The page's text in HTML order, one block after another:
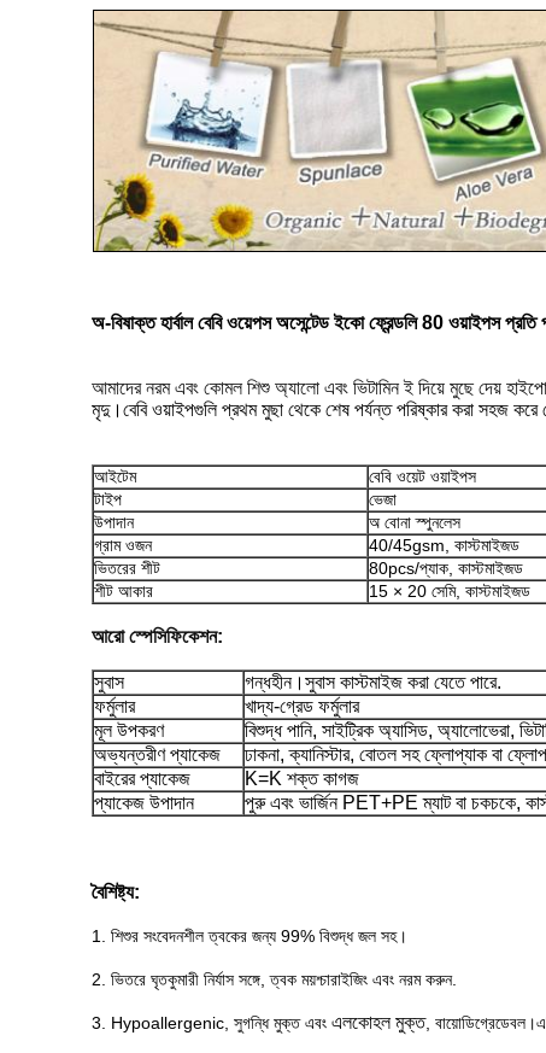
অ-বিষাক্ত হার্বাল বেবি ওয়েপস অসেন্টেড ইকো ফ্রেন্ডলি 80 ওয়াইপস প্রতি
আমাদের নরম এবং কোমল শিশু অ্যালো এবং ভিটামিন ই দিয়ে মুছে দেয়
মৃদু।বেবি ওয়াইপগুলি প্রথম মুছা থেকে শেষ পর্যন্ত পরিষ্কার করা সহজ করে
আইটেম
বেবি ওয়েট ওয়াইপস
টাইপ
ভেজা
উপাদান
অ বোনা স্পুনলেস
গ্রাম ওজন
40/45gsm, কাস্টমাইজড
ভিতরের শীট
80pcs/প্যাক, কাস্টমাইজড
শীট আকার
15 × 20 সেমি, কাস্টমাইজড
আরো স্পেসিফিকেশন:
সুবাস
গন্ধহীন।সুবাস কাস্টমাইজ করা যেতে পারে.
ফর্মুলার
খাদ্য-গ্রেড ফর্মুলার
মূল উপকরণ
বিশুদ্ধ পানি, সাইট্রিক অ্যাসিড, অ্যালোভেরা,
অভ্যন্তরীণ প্যাকেজ
ঢাকনা, ক্যানিস্টার, বোতল সহ ফ্লোপ্যাক বা
বাইরের প্যাকেজ
K=K শক্ত কাগজ
প্যাকেজ উপাদান
পুরু এবং ভার্জিন PET+PE ম্যাট বা চকচকে,
বৈশিষ্ট্য:
1. শিশুর সংবেদনশীল ত্বকের জন্য 99% বিশুদ্ধ জল সহ।
2. ভিতরে ঘৃতকুমারী নির্যাস সঙ্গে, ত্বক ময়শ্চারাইজিং এবং নরম করুন.
3. Hypoallergenic, সুগন্ধি মুক্ত এবং এলকোহল মুক্ত,